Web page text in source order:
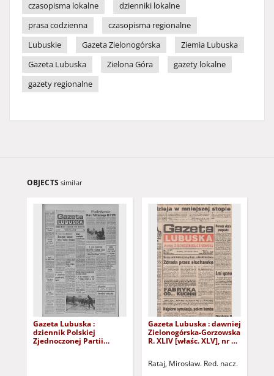
czasopisma lokalne
dzienniki lokalne
prasa codzienna
czasopisma regionalne
Lubuskie
Gazeta Zielonogórska
Ziemia Lubuska
Gazeta Lubuska
Zielona Góra
gazety lokalne
gazety regionalne
OBJECTS similar
Gazeta Lubuska :
dziennik Polskiej
Zjednoczonej Partii
Gazeta Lubuska : dawniej
Zielonogórska-Gorzowska
R. XLIV [właśc. XLV], nr 52
Rataj, Mirosław. Red. nacz.